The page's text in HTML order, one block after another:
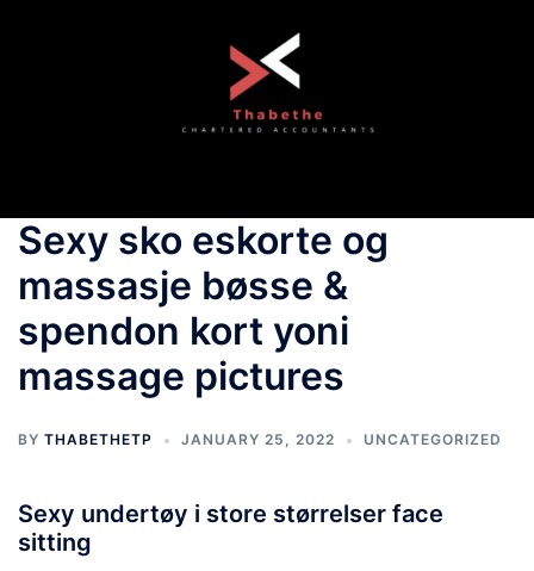
Sexy sko eskorte og
massasje bøsse &
spendon kort yoni
massage pictures
BY THABETHETP JANUARY 25, 2022 UNCATEGORIZED
Sexy undertøy i store størrelser face
sitting